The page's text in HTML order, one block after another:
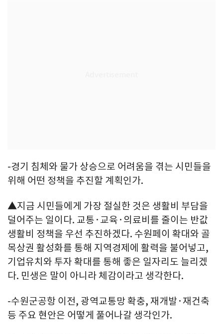
-경기 침체와 물가 상승으로 어려움을 겪는 시민들을
위해 어떤 정책을 추진할 계획인가.
▲지금 시민들에게 가장 절실한 것은 생활비 부담을
덜어주는 일이다. 교통·교육·의료비를 줄이는 반값
생활비 정책을 우선 추진하겠다. 수원페이 확대와 골
목상권 활성화를 통해 지역경제에 활력을 불어넣고,
기업유치와 투자 확대를 통해 좋은 일자리도 늘리겠
다. 민생은 말이 아니라 체감이라고 생각한다.
-수원군공항 이전, 광역교통망 확충, 재개발·재건축
등 주요 현안은 어떻게 풀어나갈 생각인가.